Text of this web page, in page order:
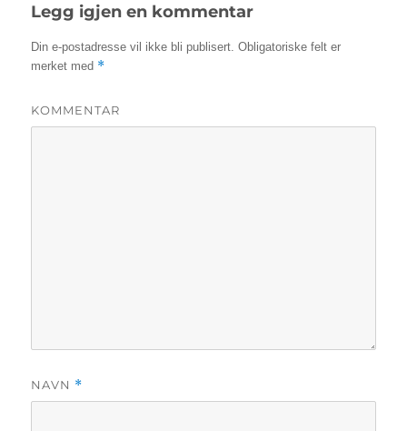
Legg igjen en kommentar
Din e-postadresse vil ikke bli publisert. Obligatoriske felt er
merket med *
KOMMENTAR
NAVN *